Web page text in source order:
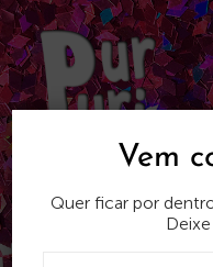
Skip
to
content
Vem
Quer ficar por